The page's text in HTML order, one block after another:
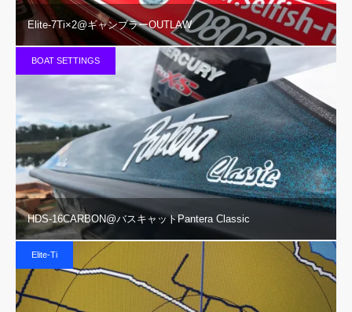
Elite-7Ti×2@ギャンブラーOUTLAW
BOAT SETTINGS
HDS-16CARBON@バスキャットPantera Classic
Elite-Ti